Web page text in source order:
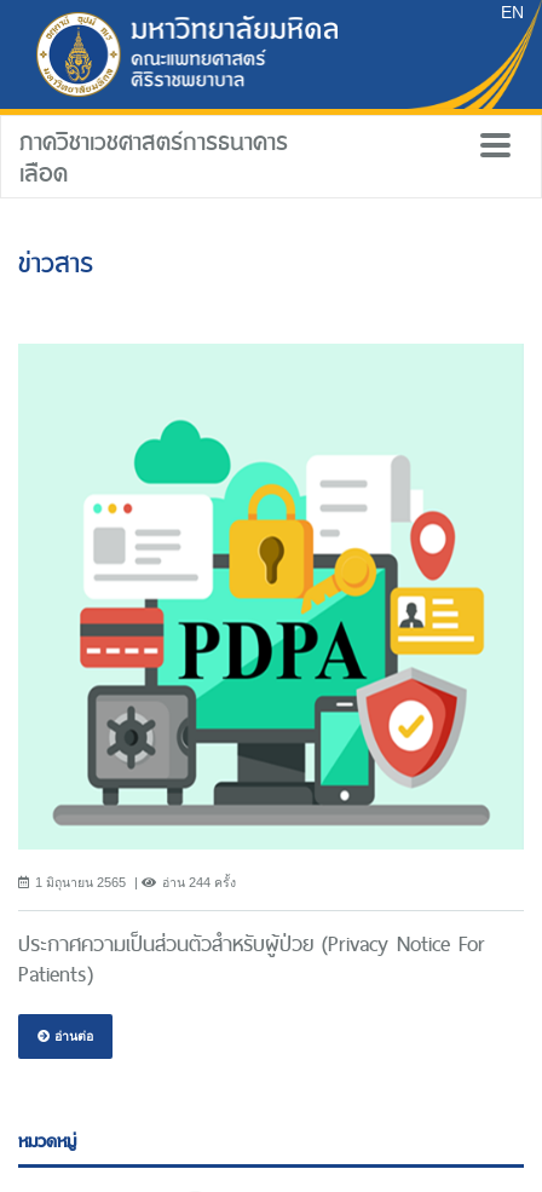
EN
ภาควิชาเวชศาสตร์การธนาคาร
เลือด
ข่าวสาร
1 มิถุนายน 2565 อ่าน 244 ครั้ง
ประกาศความเป็นส่วนตัวสำหรับผู้ป่วย (Privacy Notice For
Patients)
อ่านต่อ
หมวดหมู่